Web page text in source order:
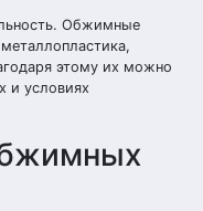
Обжимные
этому их можно
и условиях